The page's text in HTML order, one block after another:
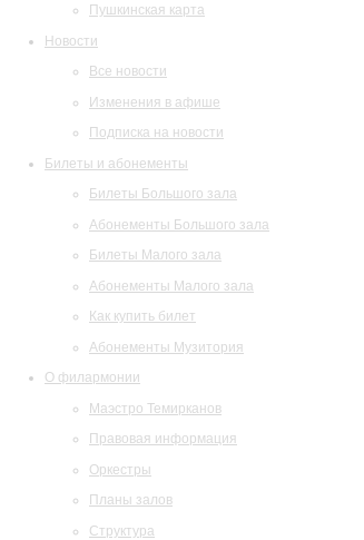
Пушкинская карта
Новости
Все новости
Изменения в афише
Подписка на новости
Билеты и абонементы
Билеты Большого зала
Абонементы Большого зала
Билеты Малого зала
Абонементы Малого зала
Как купить билет
Абонементы Музитория
О филармонии
Маэстро Темирканов
Правовая информация
Оркестры
Планы залов
Структура